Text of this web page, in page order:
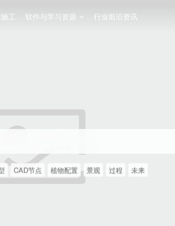
工 软件与学习资源 行业前沿资讯
CAD节点 植物配置 景观 过程 未来